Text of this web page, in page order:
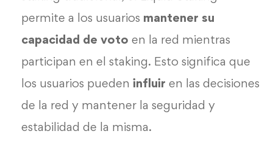
permite a los usuarios mantener su
capacidad de voto en la red mientras
participan en el staking. Esto significa que
los usuarios pueden influir en las decisiones
de la red y mantener la seguridad y
estabilidad de la misma.